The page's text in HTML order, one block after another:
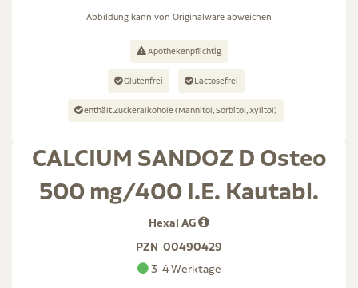
Abbildung kann von Originalware abweichen
Apothekenpflichtig
Glutenfrei Lactosefrei
enthält Zuckeralkohole (Mannitol, Sorbitol, Xylitol)
CALCIUM SANDOZ D Osteo
500 mg/400 I.E. Kautabl.
Hexal AG
PZN 00490429
3-4 Werktage